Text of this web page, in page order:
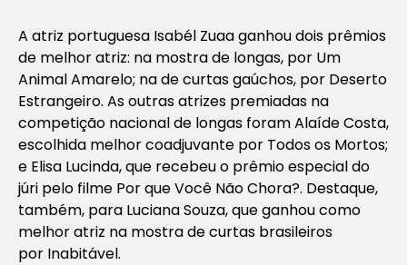
A atriz portuguesa Isabél Zuaa ganhou dois prêmios
de melhor atriz: na mostra de longas, por Um
Animal Amarelo; na de curtas gaúchos, por Deserto
Estrangeiro. As outras atrizes premiadas na
competição nacional de longas foram Alaíde Costa,
escolhida melhor coadjuvante por Todos os Mortos;
e Elisa Lucinda, que recebeu o prêmio especial do
júri pelo filme Por que Você Não Chora?. Destaque,
também, para Luciana Souza, que ganhou como
melhor atriz na mostra de curtas brasileiros
por Inabitável.